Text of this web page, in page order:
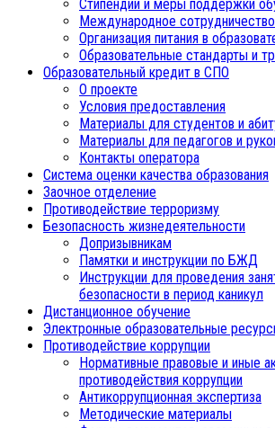
Стипендии и меры поддержки
Международное сотрудничество
Организация питания в
Образовательные стандарты и
Образовательный кредит в СПО
О проекте
Условия предоставления
Материалы для студентов и
Материалы для педагогов и
Контакты оператора
Система оценки качества образования
Заочное отделение
Противодействие терроризму
Безопасность жизнедеятельности
Допризывникам
Памятки и инструкции по БЖД
Инструкции для проведения
безопасности в период каникул
Дистанционное обучение
Электронные образовательные
Противодействие коррупции
Нормативные правовые и иные
противодействия коррупции
Антикоррупционная экспертиза
Методические материалы